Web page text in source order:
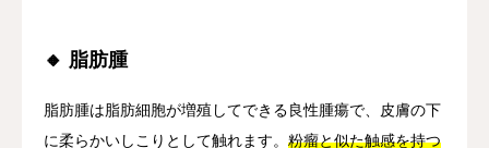
🔸 脂肪腫
脂肪腫は脂肪細胞が増殖してできる良性腫瘍で、皮膚の下
に柔らかいしこりとして触れます。 粉瘤と似た触感を持つ